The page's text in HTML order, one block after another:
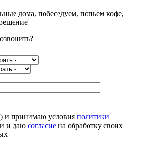
дома, побеседуем, попьем кофе,
и принимаю условия политики
и даю согласие на обработку своих